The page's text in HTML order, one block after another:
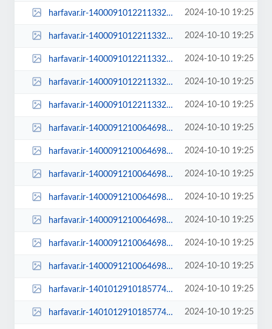
harfavar.ir-1400091012211332324174364-300x209.jpg 2024-10-10 19:25
harfavar.ir-1400091012211332324174364-450x300.jpg 2024-10-10 19:25
harfavar.ir-1400091012211332324174364-600x400.jpg 2024-10-10 19:25
harfavar.ir-1400091012211332324174364-768x535.jpg 2024-10-10 19:25
harfavar.ir-1400091012211332324174364.jpg 2024-10-10 19:25
harfavar.ir-1400091210064698324184504-100x70.jpg 2024-10-10 19:25
harfavar.ir-1400091210064698324184504-250x150.jpg 2024-10-10 19:25
harfavar.ir-1400091210064698324184504-300x209.jpg 2024-10-10 19:25
harfavar.ir-1400091210064698324184504-450x300.jpg 2024-10-10 19:25
harfavar.ir-1400091210064698324184504-600x400.jpg 2024-10-10 19:25
harfavar.ir-1400091210064698324184504-768x535.jpg 2024-10-10 19:25
harfavar.ir-1400091210064698324184504.jpg 2024-10-10 19:25
harfavar.ir-140101291018577425154404-100x70.jpg 2024-10-10 19:25
harfavar.ir-140101291018577425154404-250x150.jpg 2024-10-10 19:25